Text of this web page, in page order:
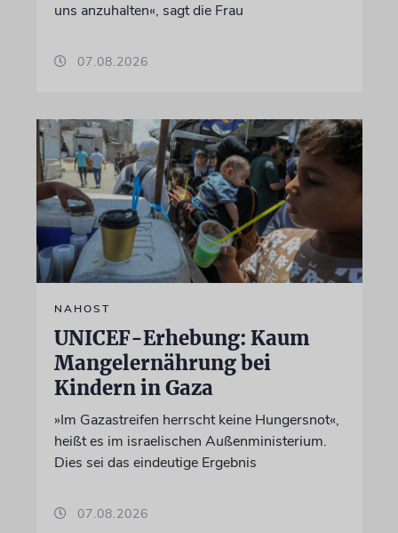
uns anzuhalten«, sagt die Frau
07.08.2026
NAHOST
UNICEF-Erhebung: Kaum
Mangelernährung bei
Kindern in Gaza
»Im Gazastreifen herrscht keine Hungersnot«,
heißt es im israelischen Außenministerium.
Dies sei das eindeutige Ergebnis
07.08.2026